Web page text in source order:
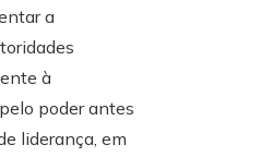
a
à
poder antes
liderança, em